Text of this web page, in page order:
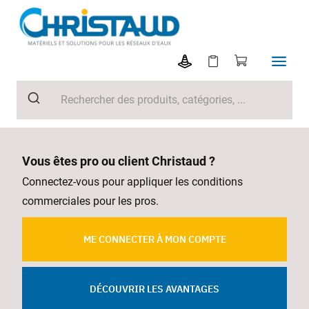
Vous êtes pro ou client Christaud ?
Connectez-vous pour appliquer les conditions
commerciales pour les pros.
ME CONNECTER À MON COMPTE
DÉCOUVRIR LES AVANTAGES